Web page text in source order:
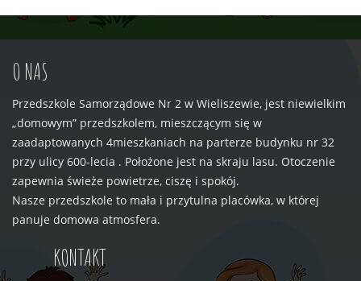
O NAS
Przedszkole Samorządowe Nr 2 w Wieliszewie, jest niewielkim
„domowym” przedszkolem, mieszczącym się w
zaadaptowanych 4mieszkaniach na parterze budynku nr 32
przy ulicy 600-lecia . Położone jest na skraju lasu. Otoczenie
zapewnia świeże powietrze, ciszę i spokój.
Nasze przedszkole to mała i przytulna placówka, w której
panuje domowa atmosfera.
KONTAKT